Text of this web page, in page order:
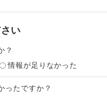
い
？
情報が足りなかった
ったですか？